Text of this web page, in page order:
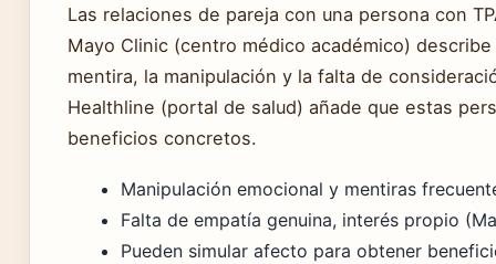
Las relaciones de pareja con una persona con
Mayo Clinic (centro médico académico)
mentira, la manipulación y la falta de
Healthline (portal de salud) añade que estas
beneficios concretos.
Manipulación emocional y mentiras
Falta de empatía genuina, interés propio
Pueden simular afecto para obtener